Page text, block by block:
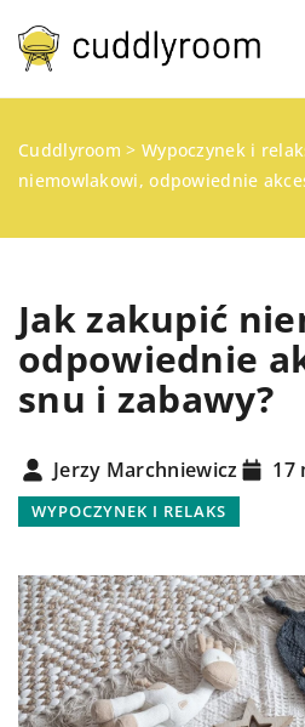
Cuddlyroom > Wypoczynek i
niemowlakowi, odpowiednie
Jak zakupić
odpowiednie
snu i zabawy?
Jerzy Marchniewicz 17
WYPOCZYNEK I RELAKS